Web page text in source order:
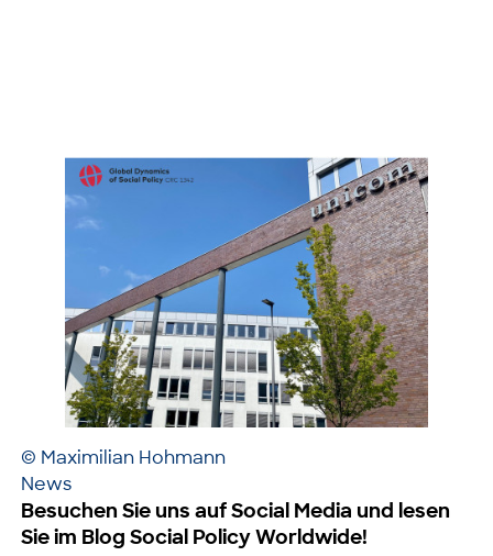
© Maximilian Hohmann
News
Besuchen Sie uns auf Social Media und lesen
Sie im Blog Social Policy Worldwide!